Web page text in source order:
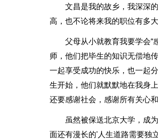
文昌是我的故乡，我深深
高，也不论将来我的职位有多
父母从小就教育我要学会“
师，他们把毕生的知识无偿地
一起享受成功的快乐，也一起
生开始，他们就默默地在我身
还要感谢社会，感谢所有关心
虽然被保送北京大学，成
面还有漫长的'人生道路需要独